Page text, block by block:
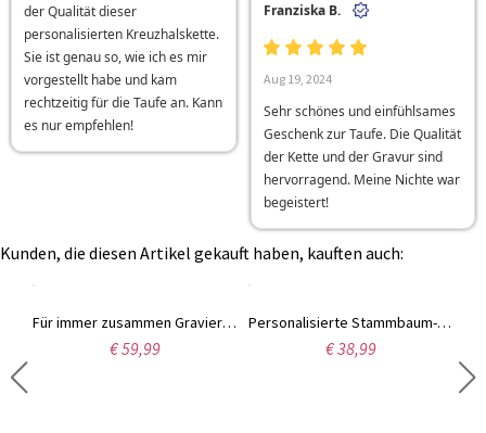
der Qualität dieser
personalisierten Kreuzhalskette.
Sie ist genau so, wie ich es mir
vorgestellt habe und kam
rechtzeitig für die Taufe an. Kann
es nur empfehlen!
Franziska B.
Aug 19, 2024
Sehr schönes und einfühlsames
Geschenk zur Taufe. Die Qualität
der Kette und der Gravur sind
hervorragend. Meine Nichte war
begeistert!
Kunden, die diesen Artikel gekauft haben, kauften auch:
Für immer zusammen Gravierter Geburtsstein Halskette
€ 59,99
Personalisierte Stammbaum-Namenshalskette mit Geburtsstein
€ 38,99